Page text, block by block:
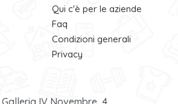
Qui c'è per le aziende
Faq
Condizioni generali
Privacy